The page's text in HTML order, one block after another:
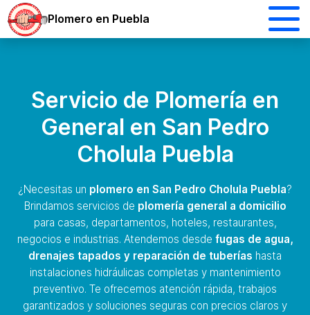
Plomero en Puebla
Servicio de Plomería en
General en San Pedro
Cholula Puebla
¿Necesitas un plomero en San Pedro Cholula Puebla?
Brindamos servicios de plomería general a domicilio
para casas, departamentos, hoteles, restaurantes,
negocios e industrias. Atendemos desde fugas de agua,
drenajes tapados y reparación de tuberías hasta
instalaciones hidráulicas completas y mantenimiento
preventivo. Te ofrecemos atención rápida, trabajos
garantizados y soluciones seguras con precios claros y